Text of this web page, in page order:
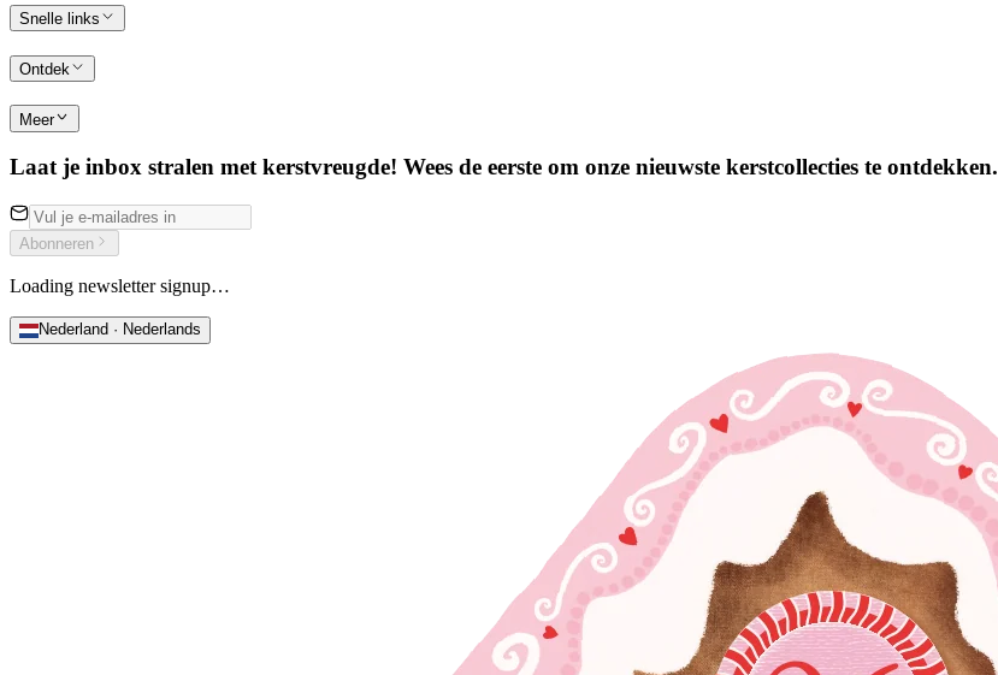
Snelle links
Ontdek
Meer
Laat je inbox stralen met kerstvreugde! Wees de eerste om onze nieuwste kerstcollecties te ontdekken.
Abonneren
Loading newsletter signup…
Nederland · Nederlands